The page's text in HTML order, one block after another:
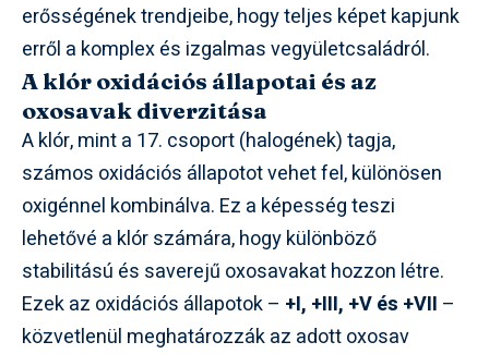
erősségének trendjeibe, hogy teljes képet kapjunk
erről a komplex és izgalmas vegyületcsaládról.
A klór oxidációs állapotai és az
oxosavak diverzitása
A klór, mint a 17. csoport (halogének) tagja,
számos oxidációs állapotot vehet fel, különösen
oxigénnel kombinálva. Ez a képesség teszi
lehetővé a klór számára, hogy különböző
stabilitású és saverejű oxosavakat hozzon létre.
Ezek az oxidációs állapotok – +I, +III, +V és +VII –
közvetlenül meghatározzák az adott oxosav